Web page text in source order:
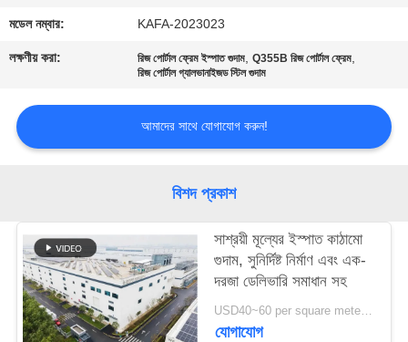
গুণমান
নিয়ন্ত্রণ
আমাদের
সাথে
খবর
মামলা
মডেল নম্বার: KAFA-2023023
লক্ষণীয় করা: রিজ পোর্টাল ফ্রেম ইস্পাত গুদাম,Q355B রিজ পোর্টাল ফ্রেম,
রিজ পোর্টাল গ্যালভানাইজড স্টিল গুদাম
আমাদের সাথে যোগাযোগ করুন!
বিশদ প্রকাশ
সাশ্রয়ী মূল্যের ইস্পাত কাঠামো
গুদাম, সুনির্দিষ্ট নির্মাণ এবং এক-
দরজা ডেলিভারি সমাধান সহ
USD40~60 per square meter MOQ:1000 sqm
যোগাযোগ